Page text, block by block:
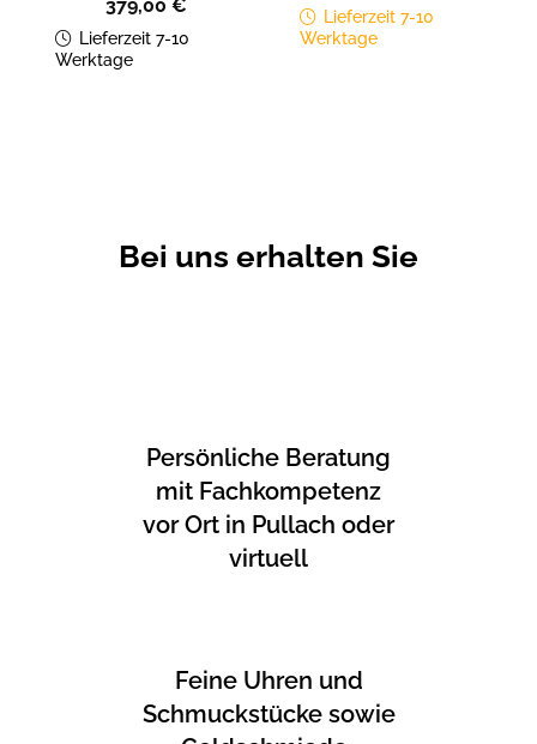
379,00 €
Lieferzeit 7-10
Werktage
Lieferzeit 7-10
Werktage
Bei uns erhalten Sie
Persönliche Beratung
mit Fachkompetenz
vor Ort in Pullach oder
virtuell
Feine Uhren und
Schmuckstücke sowie